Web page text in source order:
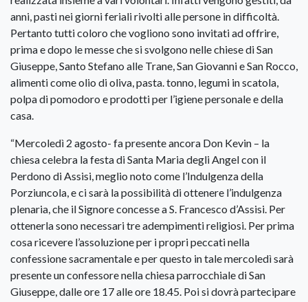
anni, pasti nei giorni feriali rivolti alle persone in difficoltà.
Pertanto tutti coloro che vogliono sono invitati ad offrire,
prima e dopo le messe che si svolgono nelle chiese di San
Giuseppe, Santo Stefano alle Trane, San Giovanni e San Rocco,
alimenti come olio di oliva, pasta. tonno, legumi in scatola,
polpa di pomodoro e prodotti per l’igiene personale e della
casa.
“Mercoledì 2 agosto- fa presente ancora Don Kevin – la
chiesa celebra la festa di Santa Maria degli Angel con il
Perdono di Assisi, meglio noto come l’Indulgenza della
Porziuncola, e ci sarà la possibilità di ottenere l’indulgenza
plenaria, che il Signore concesse a S. Francesco d’Assisi. Per
ottenerla sono necessari tre adempimenti religiosi. Per prima
cosa ricevere l’assoluzione per i propri peccati nella
confessione sacramentale e per questo in tale mercoledì sarà
presente un confessore nella chiesa parrocchiale di San
Giuseppe, dalle ore 17 alle ore 18.45. Poi si dovrà partecipare